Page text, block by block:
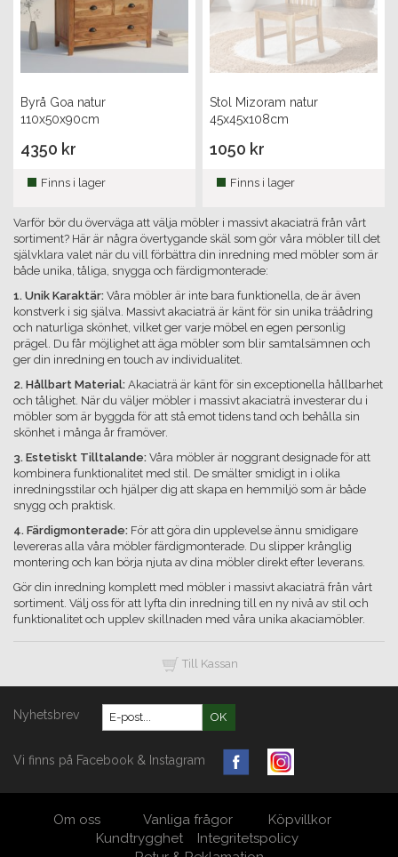
Byrå Goa natur
110x50x90cm
4350 kr
Finns i lager
Stol Mizoram natur
45x45x108cm
1050 kr
Finns i lager
Varför bör du överväga att välja möbler i massivt akaciaträ från vårt
sortiment? Här är några övertygande skäl som gör våra möbler till det
självklara valet när du vill förbättra din inredning med möbler som är
både unika, tåliga, snygga och färdigmonterade:
1. Unik Karaktär: Våra möbler är inte bara funktionella, de är även
konstverk i sig själva. Massivt akaciaträ är känt för sin unika träådring
och naturliga skönhet, vilket ger varje möbel en egen personlig
prägel. Du får möjlighet att äga möbler som blir samtalsämnen och
ger din inredning en touch av individualitet.
2. Hållbart Material: Akaciaträ är känt för sin exceptionella hållbarhet
och tålighet. När du väljer möbler i massivt akaciaträ investerar du i
möbler som är byggda för att stå emot tidens tand och behålla sin
skönhet i många år framöver.
3. Estetiskt Tilltalande: Våra möbler är noggrant designade för att
kombinera funktionalitet med stil. De smälter smidigt in i olika
inredningsstilar och hjälper dig att skapa en hemmiljö som är både
snygg och praktisk.
4. Färdigmonterade: För att göra din upplevelse ännu smidigare
levereras alla våra möbler färdigmonterade. Du slipper krånglig
montering och kan börja njuta av dina möbler direkt efter leverans.
Gör din inredning komplett med möbler i massivt akaciaträ från vårt
sortiment. Välj oss för att lyfta din inredning till en ny nivå av stil och
funktionalitet och upplev skillnaden med våra unika akaciamöbler.
Till Kassan
Nyhetsbrev OK
Vi finns på Facebook & Instagram
Om oss Vanliga frågor
Köpvillkor
Kundtrygghet
Integritetspolicy